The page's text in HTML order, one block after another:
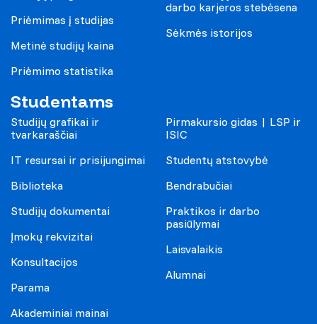
Priėmimas į studijas
Metinė studijų kaina
Priėmimo statistika
darbo karjeros stebėsena
Sėkmės istorijos
Studentams
Studijų grafikai ir
tvarkaraščiai
IT resursai ir prisijungimai
Biblioteka
Studijų dokumentai
Įmokų rekvizitai
Konsultacijos
Parama
Akademiniai mainai
Pirmakursio gidas | LSP ir
ISIC
Studentų atstovybė
Bendrabučiai
Praktikos ir darbo
pasiūlymai
Laisvalaikis
Alumnai